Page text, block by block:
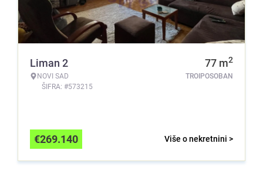
Liman 2
NOVI SAD
ŠIFRA: #573215
77 m2
TROIPOSOBAN
Više o nekretnini >
€269.140